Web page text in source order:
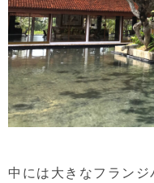
中には大きなフランジ